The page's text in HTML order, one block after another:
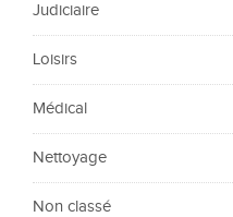
Judiciaire
Loisirs
Médical
Nettoyage
Non classé